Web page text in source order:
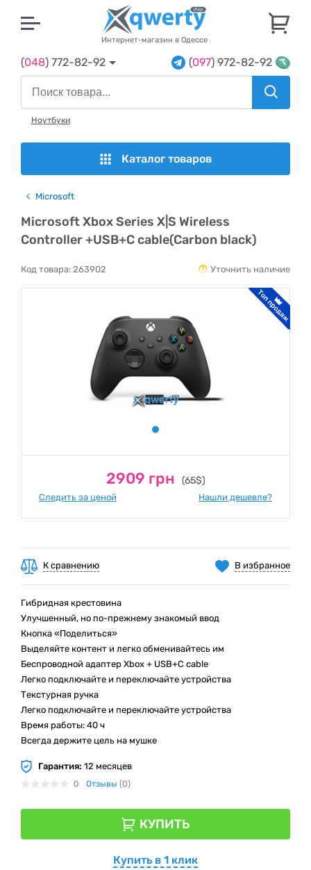
Интернет-магазин в Одессе
(048) 772-82-92 (097) 972-82-92
Ноутбуки
Каталог товаров
Microsoft
Microsoft Xbox Series X|S Wireless
Controller +USB+C cable(Carbon black)
Код товара: 263902 Уточнить наличие
2909 грн (65$)
Следить за ценой Нашли дешевле?
В избранное
К сравнению
Гибридная крестовина
Улучшенный, но по-прежнему знакомый ввод
Кнопка «Поделиться»
Выделяйте контент и легко обменивайтесь им
Беспроводной адаптер Xbox + USB+C cable
Легко подключайте и переключайте устройства
Текстурная ручка
Легко подключайте и переключайте устройства
Время работы: 40 ч
Всегда держите цель на мушке
Гарантия: 12 месяцев
0 Отзывы (0)
КУПИТЬ
Купить в 1 клик